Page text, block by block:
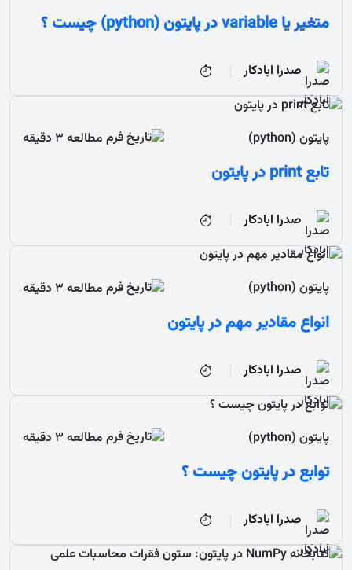
متغیر یا variable در پایتون (python) چیست ؟
صدرا ابادکار
پایتون (python) مطالعه 3 دقیقه
تابع print در پایتون
صدرا ابادکار
پایتون (python) مطالعه 3 دقیقه
انواع مقادیر مهم در پایتون
صدرا ابادکار
پایتون (python) مطالعه 3 دقیقه
توابع در پایتون چیست ؟
صدرا ابادکار